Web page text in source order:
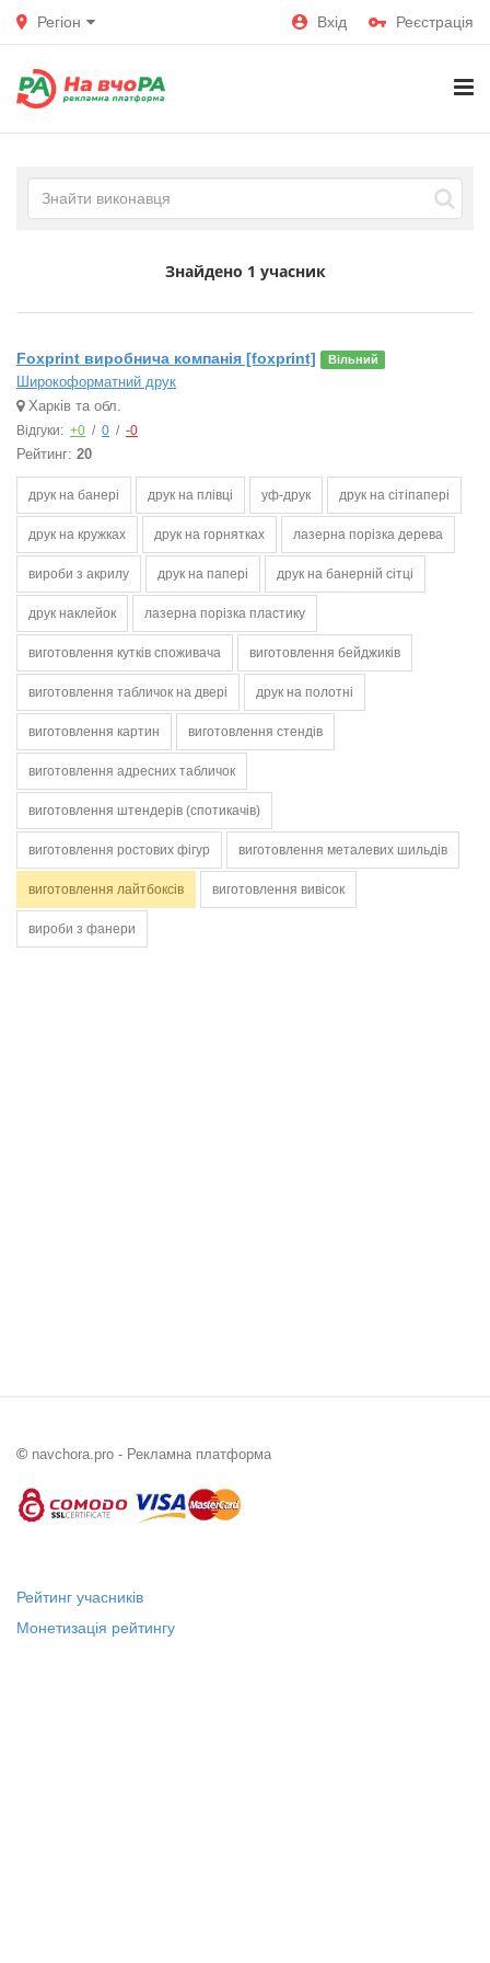
Регіон Вхід Реєстрація
Знайдено 1 учасник
Foxprint виробнича компанія [foxprint] Вільний
Широкофoрматний друк
Харків та обл.
Відгуки: +0 / 0 / -0
Рейтинг: 20
друк на банері друк на плівці уф-друк друк на сітіпапері
друк на кружках друк на горнятках лазерна порізка дерева
вироби з акрилу друк на папері друк на банерній сітці
друк наклейок лазерна порізка пластику
виготовлення кутків споживача виготовлення бейджиків
виготовлення табличок на двері друк на полотні
виготовлення картин виготовлення стендів
виготовлення адресних табличок
виготовлення штендерів (спотикачів)
виготовлення ростових фігур виготовлення металевих шильдів
виготовлення лайтбоксів виготовлення вивісок
вироби з фанери
© navchora.pro - Рекламна платформа
Рейтинг учасників
Монетизація рейтингу